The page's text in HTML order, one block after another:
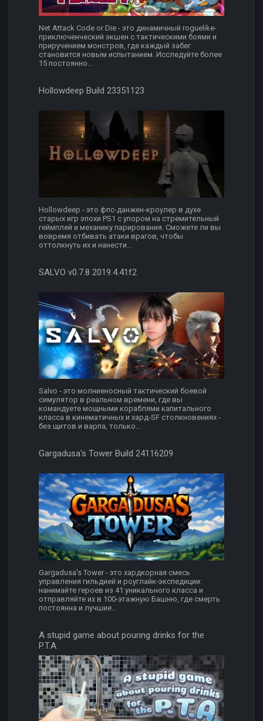
Net Attack Code or Die - это динамичный roguelike-
приключенческий экшен с тактическими боями и
приручением монстров, где каждый забег
становится новым испытанием. Исследуйте более
15 постоянно...
Hollowdeep Build 23351123
Hollowdeep - это фпс-данжен-кроулер в духе
старых игр эпохи PS1 с упором на стремительный
геймплей и механику парирования. Сможете ли вы
вовремя отбивать атаки врагов, чтобы
оттолкнуть их и нанести...
SALVO v0.7.8 2019.4.41f2
Salvo - это молниеносный тактический боевой
симулятор в реальном времени, где вы
командуете мощными кораблями капитального
класса в кинематичных и хард‑SF столкновениях -
без щитов и варпа, только...
Gargadusa's Tower Build 24116209
Gargadusa's Tower - это хардкорная смесь
управления гильдией и роуглайк-экспедиции:
нанимайте героев из 41 уникального класса и
отправляйте их в 100-этажную Башню, где смерть
постоянна и лучшие...
A stupid game about pouring drinks for the
P.T.A.